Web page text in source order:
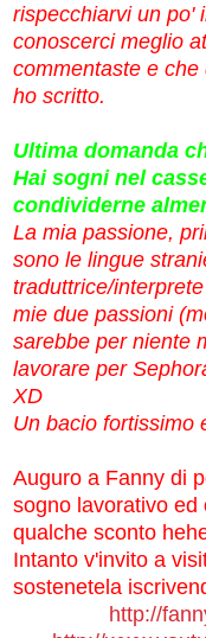
rispecchiarvi un po'
conoscerci meglio
commentaste e
ho scritto.
Ultima domanda
Hai sogni nel
condividerne
La mia passione,
sono le lingue
traduttrice/
mie due passioni
sarebbe per niente
lavorare per
XD
Un bacio fortissimo
Auguro a Fanny di
sogno lavorativo ed
qualche sconto
Intanto v'invito a
sostenetela
http://